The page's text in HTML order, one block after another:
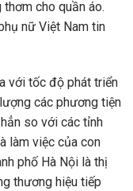
cho quần áo.
nữ Việt Nam tin
với tốc độ phát triển
các phương tiện
so với các tỉnh
làm việc của con
phố Hà Nội là thị
thương hiệu tiếp